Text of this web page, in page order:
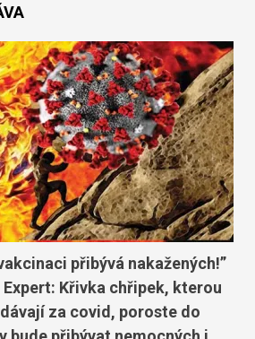
přibývá nakažených!”
Expert: Křivka chřipek, kterou
za covid, poroste do